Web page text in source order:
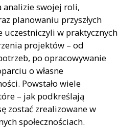
swojej roli,
planowaniu przyszłych
w praktycznych
projektów – od
po opracowywanie
o własne
Powstało wiele
– jak podkreślają
zostać zrealizowane w
społecznościach.